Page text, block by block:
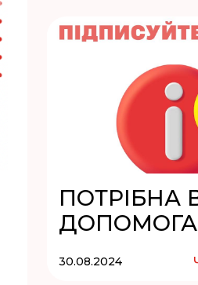
ПОТРІБНА
ДОПОМОГА
30.08.2024